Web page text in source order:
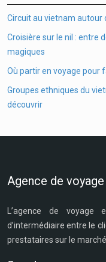
Circuit au vietnam autour
Croisière sur le nil : entre
magiques
Où partir en voyage pour
Groupes ethniques du
découvrir
Agence de voyage
L’agence de
d’intermédiaire entre le
prestataires sur le